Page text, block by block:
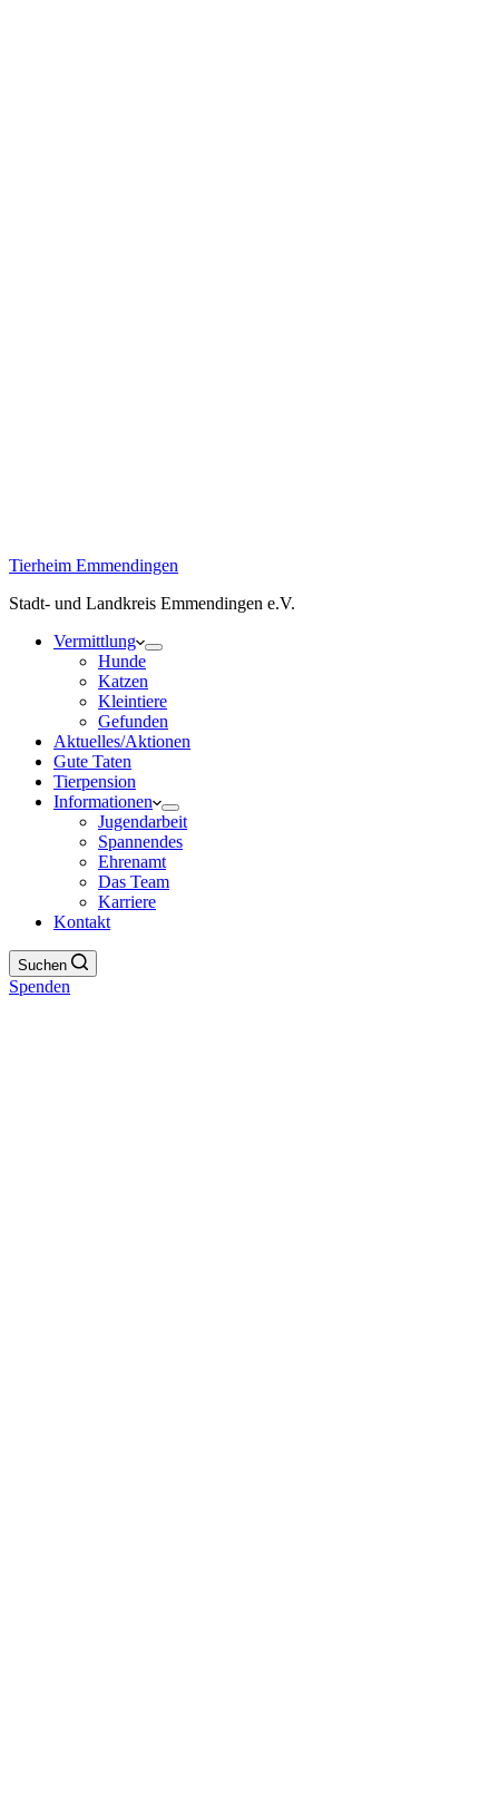
Tierheim Emmendingen
Stadt- und Landkreis Emmendingen e.V.
Vermittlung
Hunde
Katzen
Kleintiere
Gefunden
Aktuelles/Aktionen
Gute Taten
Tierpension
Informationen
Jugendarbeit
Spannendes
Ehrenamt
Das Team
Karriere
Kontakt
Suchen
Spenden